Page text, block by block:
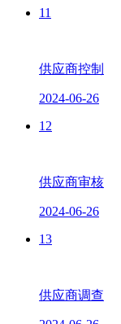
11
供应商控制
2024-06-26
12
供应商审核
2024-06-26
13
供应商调查